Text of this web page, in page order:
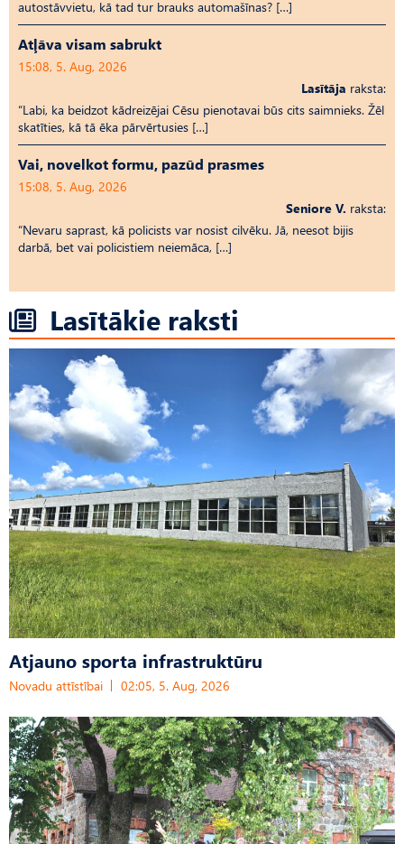
autostāvvietu, kā tad tur brauks automašīnas? […]
Atļāva visam sabrukt
15:08, 5. Aug, 2026
Lasītāja raksta:
“Labi, ka beidzot kādreizējai Cēsu pienotavai būs cits saimnieks. Žēl
skatīties, kā tā ēka pārvērtusies […]
Vai, novelkot formu, pazūd prasmes
15:08, 5. Aug, 2026
Seniore V. raksta:
“Nevaru saprast, kā policists var nosist cilvēku. Jā, neesot bijis
darbā, bet vai policistiem neiemāca, […]
Lasītākie raksti
Atjauno sporta infrastruktūru
Novadu attīstībai 02:05, 5. Aug, 2026